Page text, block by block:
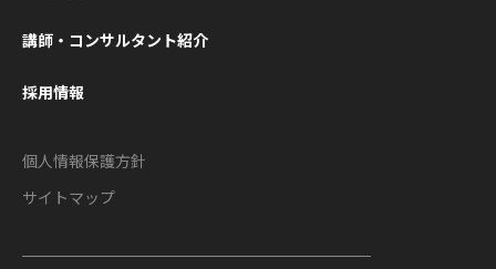
講師・コンサルタント紹介
採用情報
個人情報保護方針
サイトマップ